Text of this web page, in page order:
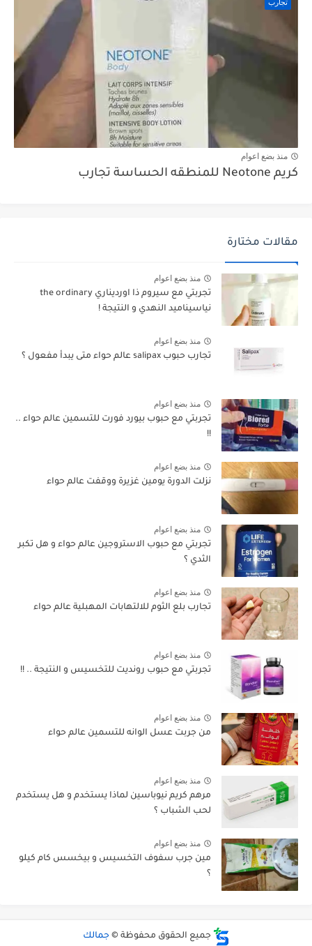
تجارب
منذ بضع اعوام
كريم Neotone للمنطقه الحساسة تجارب
مقالات مختارة
منذ بضع اعوام
تجربتي مع سيروم ذا اورديناري the ordinary
نياسيناميد النهدي و النتيجة !
منذ بضع اعوام
تجارب حبوب salipax عالم حواء متى يبدأ مفعول ؟
منذ بضع اعوام
تجربتي مع حبوب بيورد فورت للتسمين عالم حواء ..
!!
منذ بضع اعوام
نزلت الدورة يومين غزيرة ووقفت عالم حواء
منذ بضع اعوام
تجربتي مع حبوب الاستروجين عالم حواء و هل تكبر
الثدي ؟
منذ بضع اعوام
تجارب بلع الثوم للالتهابات المهبلية عالم حواء
منذ بضع اعوام
تجربتي مع حبوب رونديت للتخسيس و النتيجة .. !!
منذ بضع اعوام
من جربت عسل الوانه للتسمين عالم حواء
منذ بضع اعوام
مرهم كريم نيوباسين لماذا يستخدم و هل يستخدم
لحب الشباب ؟
منذ بضع اعوام
مين جرب سفوف التخسيس و بيخسس كام كيلو
؟
جميع الحقوق محفوظة © جمالك